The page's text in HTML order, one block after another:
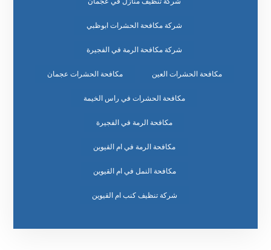
شركة مكافحة الحشرات ابوظبي
شركة مكافحة الرمة في الفجيرة
مكافحة الحشرات العين مكافحة الحشرات عجمان
مكافحة الحشرات في راس الخيمة
مكافحة الرمة في الفجيرة
مكافحة الرمة في ام القيوين
مكافحة النمل في ام القيوين